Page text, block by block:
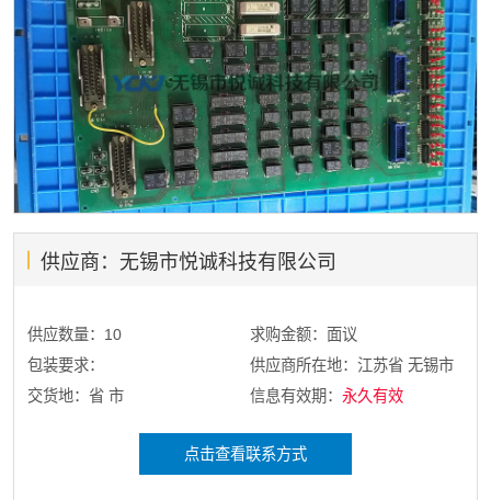
供应商：无锡市悦诚科技有限公司
供应数量：10
求购金额：面议
包装要求：
供应商所在地：江苏省 无锡市
交货地：省 市
信息有效期： 永久有效
点击查看联系方式